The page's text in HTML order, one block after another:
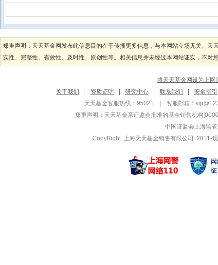
郑重声明：天天基金网发布此信息目的在于传播更多信息，与本网站立场无关。
实性、完整性、有效性、及时性、原创性等。相关信息并未经过本网站证实，不
将天天基金网设为上网
关于我们
资质证明 研究中心 联系我们
安全指引
天天基金客服热线：95021
客服邮箱：
郑重声明： 天天基金系证监会批准的基金销售机构
中国证监会上海监
CopyRight 上海天天基金销售有限公司 2011-